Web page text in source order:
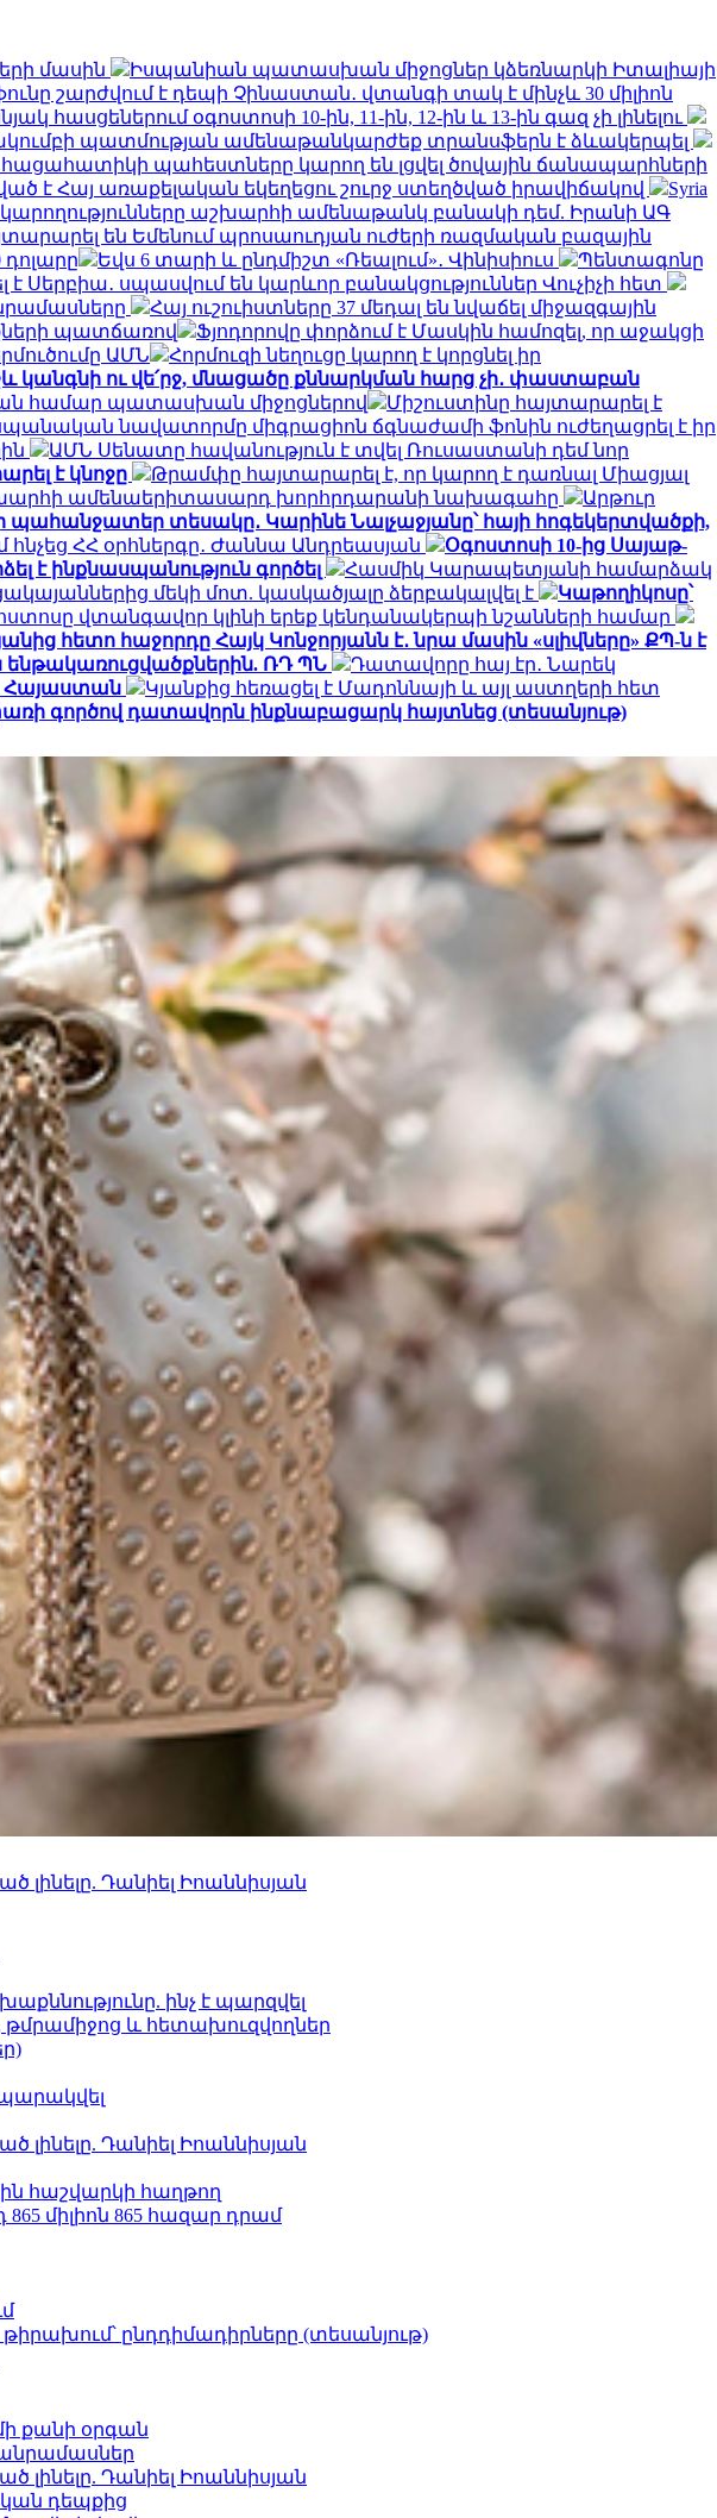
մասին
Իսպանիան պատասխան միջոցներ կձեռնարկի Իտալիայի
շարժվում է դեպի Չինաստան․ վտանգի տակ է մինչև 30 միլիոն
հասցեներում օգոստոսի 10-ին, 11-ին, 12-ին և 13-ին գազ չի լինելու
պատմության ամենաթանկարժեք տրանսֆերն է ձևակերպել
հացահատիկի պահեստները կարող են լցվել ծովային ճանապարհների
է Հայ առաքելական եկեղեցու շուրջ ստեղծված իրավիճակով
Syria
կարողությունները աշխարհի ամենաթանկ բանակի դեմ. Իրանի ԱԳ
են Եմենում պրոսաուդյան ուժերի ռազմական բազային
դոլարը Եվս 6 տարի և ընդմիշտ «Ռեալում»․ Վինիսիուս
Պենտագոնը
Սերբիա․ սպասվում են կարևոր բանակցություններ Վուչիչի հետ
Հայ ուշուիստները 37 մեդալ են նվաճել միջազգային
պատճառով
Ֆյոդորովը փորձում է Մասկին համոզել, որ աջակցի
ԱՄՆ
Հորմուզի նեղուցը կարող է կորցնել իր
ու վե՛րջ, մնացածը քննարկման հարց չի․ փաստաբան
համար պատասխան միջոցներով
Միշուստինը հայտարարել է
նավատորմը միգրացիոն ճգնաժամի ֆոնին ուժեղացրել է իր
ԱՄՆ Սենատը հավանություն է տվել Ռուսաստանի դեմ նոր
է կնոջը
Թրամփը հայտարարել է, որ կարող է դառնալ Միացյալ
ամենաերիտասարդ խորհրդարանի նախագահը
Արթուր
պահանջատեր տեսակը․ Կարինե Նալչաջյանը՝ հայի հոգեկերտվածքի,
հնչեց ՀՀ օրհներգը․ Ժաննա Անդրեասյան
Օգոստոսի 10-ից Սայաթ-
է ինքնասպանություն գործել
Հասմիկ Կարապետյանի համարձակ
մեկի մոտ. կասկածյալը ձերբակալվել է
Կաթողիկոսը՝
վտանգավոր կլինի երեք կենդանակերպի նշանների համար
հետո հաջորդը Հայկ Կոնջորյանն է․ նրա մասին «սլիվները» ՔՊ-ն է
ՌԴ ՊՆ
Դատավորը հայ էր․ Նարեկ
Հայաստան
Կյանքից հեռացել է Մադոննայի և այլ աստղերի հետ
գործով դատավորն ինքնաբացարկ հայտնեց (տեսանյութ)
լինելը. Դանիել Իոաննիսյան
ինչ է պարզվել
թմրամիջոց և հետախուզվողներ
լինելը. Դանիել Իոաննիսյան
հաշվարկի հաղթող
միլիոն 865 հազար դրամ
թիրախում՝ ընդդիմադիրները (տեսանյութ)
քանի օրգան
լինելը. Դանիել Իոաննիսյան
դեպքից